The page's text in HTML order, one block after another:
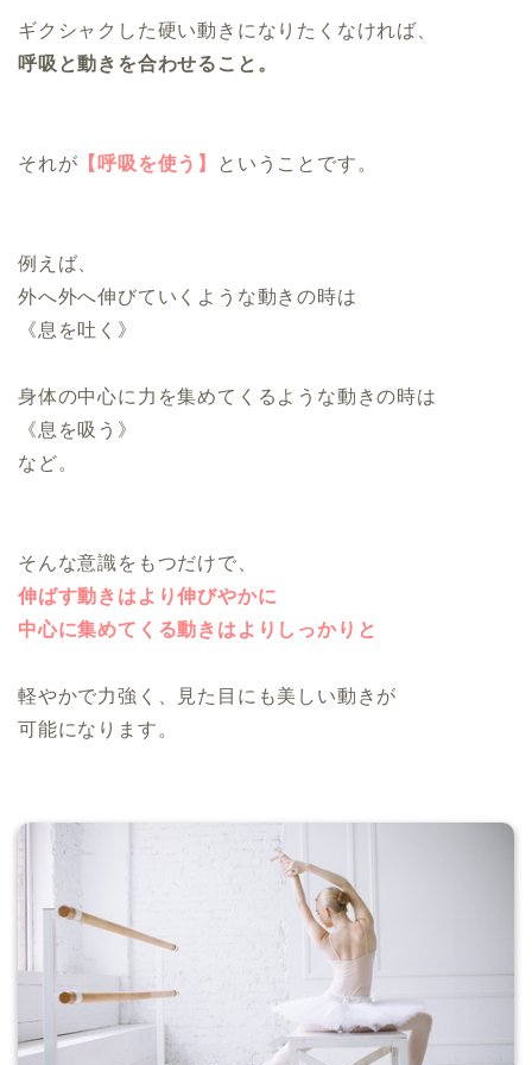
ギクシャクした硬い動きになりたくなければ、
呼吸と動きを合わせること。
それが 【呼吸を使う】 ということです。
例えば、
外へ外へ伸びていくような動きの時は
《息を吐く》
身体の中心に力を集めてくるような動きの時は
《息を吸う》
など。
そんな意識をもつだけで、
伸ばす動きはより伸びやかに
中心に集めてくる動きはよりしっかりと
軽やかで力強く、見た目にも美しい動きが
可能になります。